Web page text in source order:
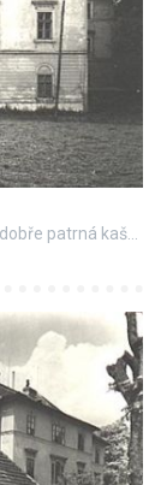
Severní - parková fasáda s balkonem v popředí dobře patrná kašna. (foto Státní ústav památkové péče a ochrany přírody v Praze, autor Vladimír Hyhlík)